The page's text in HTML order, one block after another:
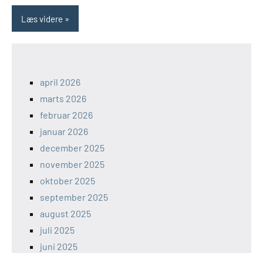
Læs videre
april 2026
marts 2026
februar 2026
januar 2026
december 2025
november 2025
oktober 2025
september 2025
august 2025
juli 2025
juni 2025